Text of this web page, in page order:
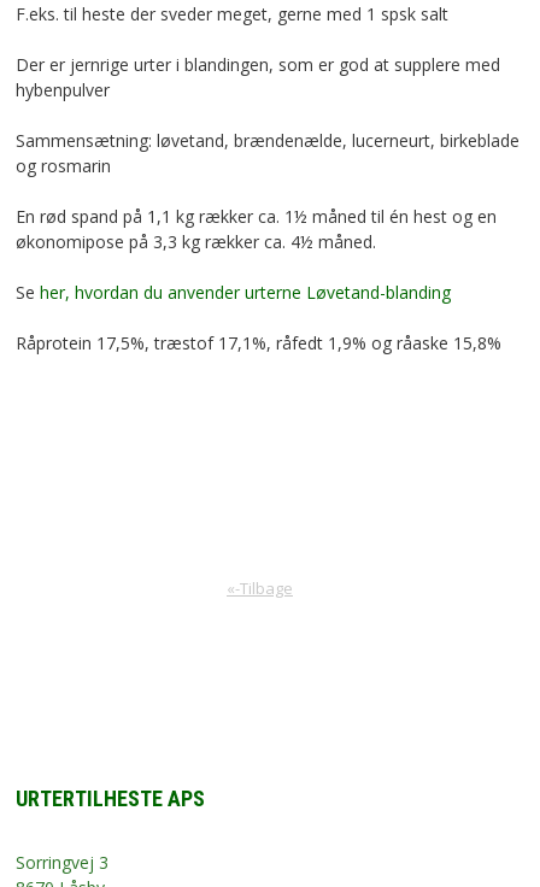
F.eks. til heste der sveder meget, gerne med 1 spsk salt
Der er jernrige urter i blandingen, som er god at supplere med
hybenpulver
Sammensætning: løvetand, brændenælde, lucerneurt, birkeblade
og rosmarin
En rød spand på 1,1 kg rækker ca. 1½ måned til én hest og en
økonomipose på 3,3 kg rækker ca. 4½ måned.
Se her, hvordan du anvender urterne Løvetand-blanding
Råprotein 17,5%, træstof 17,1%, råfedt 1,9% og råaske 15,8%
«-Tilbage
URTERTILHESTE APS
Sorringvej 3